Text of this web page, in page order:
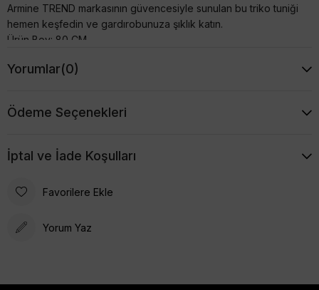
Armine TREND markasının güvencesiyle sunulan bu triko tuniği
hemen keşfedin ve gardırobunuza şıklık katın.
Ürün Boy: 80 CM
2 Beden Göğüs: 114 Cm Basen 118 Cm
Yorumlar(0)
Ödeme Seçenekleri
İptal ve İade Koşulları
Favorilere Ekle
Yorum Yaz